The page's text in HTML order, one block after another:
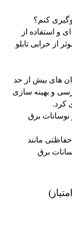
کنم؟
و استفاده از
از خرابی تابلو
های بیش از حد
و بهینه‌ سازی
کرد.
نوسانات برق
حفاظتی مانند
برق